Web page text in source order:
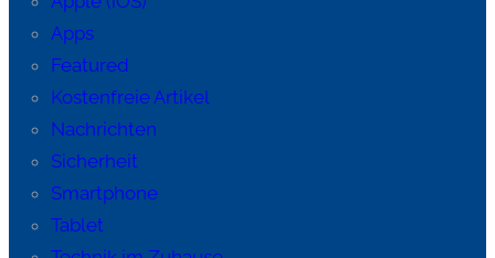
Apps
Featured
Kostenfreie Artikel
Nachrichten
Sicherheit
Smartphone
Tablet